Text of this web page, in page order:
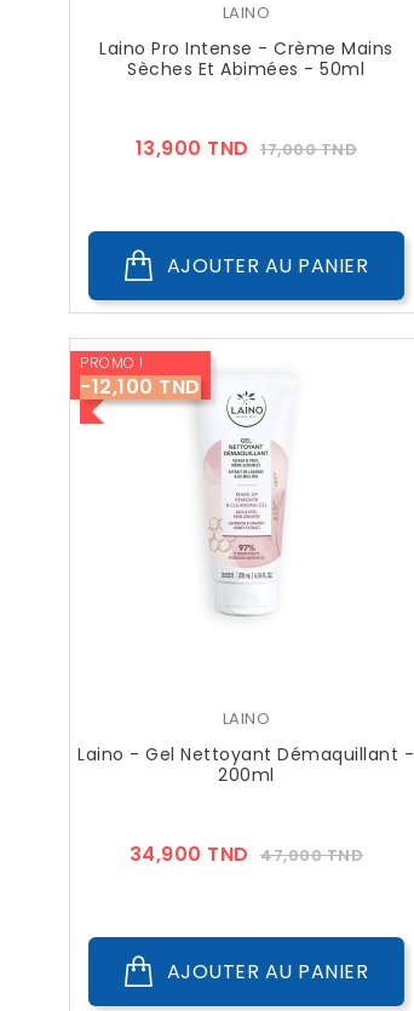
LAINO
Laino Pro Intense - Crème Mains
Sèches Et Abimées - 50ml
13,900 TND Prix
17,000 TNDPrix
AJOUTER AU PANIER
PROMO !
-12,100 TND
LAINO
Laino - Gel Nettoyant Démaquillant -
200ml
34,900 TND Prix
47,000 TNDPrix
AJOUTER AU PANIER